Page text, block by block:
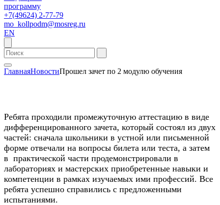
программу
+7(49624) 2-77-79
mo_kollpodm@mosreg.ru
EN
ГлавнаяНовостиПрошел зачет по 2 модулю обучения
Ребята проходили промежуточную аттестацию в виде
дифференцированного зачета, который состоял из двух
частей: сначала школьники в устной или письменной
форме отвечали на вопросы билета или теста, а затем
в практической части продемонстрировали в
лабораториях и мастерских приобретенные навыки и
компетенции в рамках изучаемых ими профессий. Все
ребята успешно справились с предложенными
испытаниями.